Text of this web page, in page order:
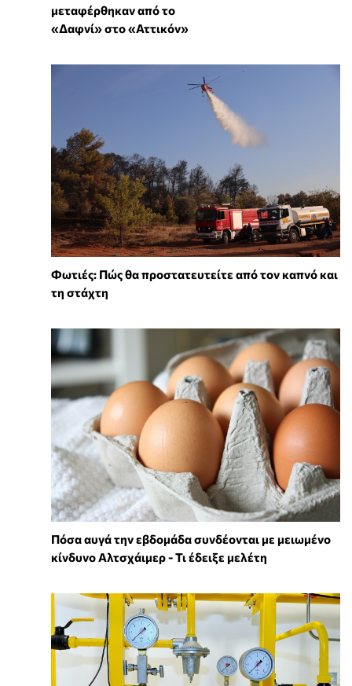
μεταφέρθηκαν από το
«Δαφνί» στο «Αττικόν»
Φωτιές: Πώς θα προστατευτείτε από τον καπνό και
τη στάχτη
Πόσα αυγά την εβδομάδα συνδέονται με μειωμένο
κίνδυνο Αλτσχάιμερ - Τι έδειξε μελέτη